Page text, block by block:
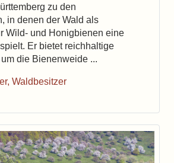
zu den
in denen der Wald als
Wild- und Honigbienen eine
Er bietet reichhaltige
die Bienenweide ...
Waldbesitzer